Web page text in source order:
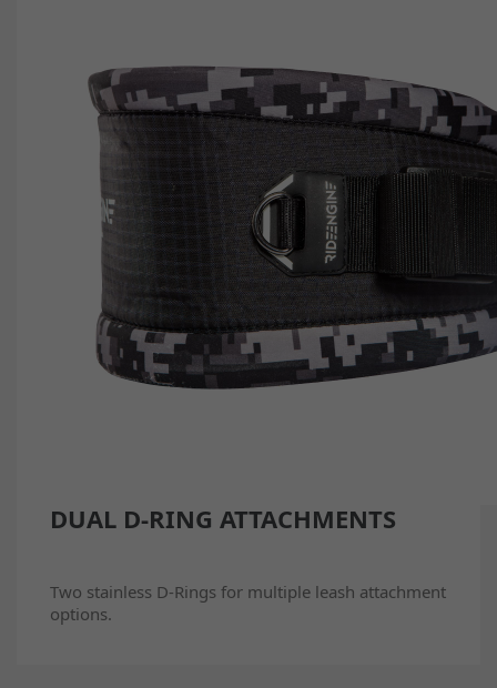
DUAL D-RING ATTACHMENTS
Two stainless D-Rings for multiple leash attachment
options.